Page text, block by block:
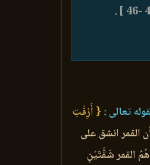
.
تعالى : { أَزِفَتِ
القمر انشق على
القمر شَقَّتَيْنِ